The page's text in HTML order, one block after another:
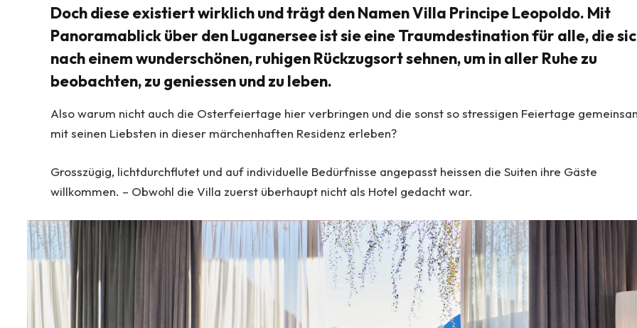
Doch diese existiert wirklich und trägt den Namen Villa Principe Leopoldo. Mit
Panoramablick über den Luganersee ist sie eine Traumdestination für alle, die
nach einem wunderschönen, ruhigen Rückzugsort sehnen, um in aller Ruhe zu
beobachten, zu geniessen und zu leben.
Also warum nicht auch die Osterfeiertage hier verbringen und die sonst so stressigen Feiertage
mit seinen Liebsten in dieser märchenhaften Residenz erleben?
Grosszügig, lichtdurchflutet und auf individuelle Bedürfnisse angepasst heissen die Suiten ihre Gäste
willkommen. – Obwohl die Villa zuerst überhaupt nicht als Hotel gedacht war.